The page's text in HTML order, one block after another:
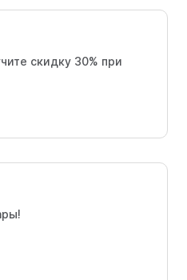
в кожаном
с пометкой
не
участвуют в акции по
только для
скидку 30% при